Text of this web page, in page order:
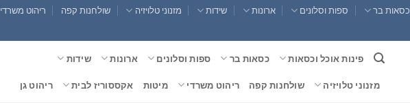
כסאות בר ספות וסלונים ארונות שידות מזנוני טלויזיה שולחנות קפה ריהוט משרדי
פינות אוכל וכסאות כסאות בר ספות וסלונים ארונות שידות
מזנוני טלויזיה שולחנות קפה ריהוט משרדי מיטות אקססוריז לבית ריהוט גן